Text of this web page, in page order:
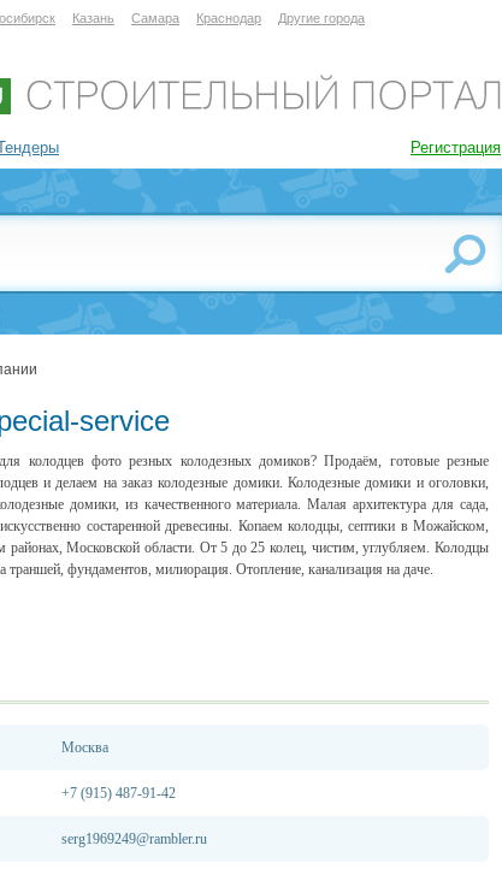
Казань Самара Краснодар Другие города
Регистрация
service
колодцев фото резных колодезных домиков? Продаём, готовые резные
и делаем на заказ колодезные домики. Колодезные домики и оголовки,
домики, из качественного материала. Малая архитектура для сада,
состаренной древесины. Копаем колодцы, септики в Можайском,
районах, Московской области. От 5 до 25 колец, чистим, углубляем. Колодцы
траншей, фундаментов, милиорация. Отопление, канализация на даче.
Москва
+7 (915) 487-91-42
serg1969249@rambler.ru